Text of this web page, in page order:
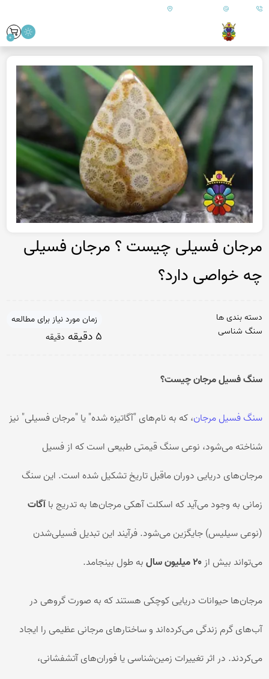
09179890157 ایران - فارس - کازرون
0
مرجان فسیلی چیست ؟ مرجان فسیلی
چه خواصی دارد؟
دسته بندی ها
سنگ شناسی
زمان مورد نیاز برای مطالعه
5 دقیقه دقیقه
سنگ فسیل مرجان چیست؟
سنگ فسیل مرجان، که به نام‌های "آگاتیزه شده" یا "مرجان فسیلی" نیز
شناخته می‌شود، نوعی سنگ قیمتی طبیعی است که از فسیل
مرجان‌های دریایی دوران ماقبل تاریخ تشکیل شده است. این سنگ
زمانی به وجود می‌آید که اسکلت آهکی مرجان‌ها به تدریج باآگات
(نوعی سیلیس) جایگزین می‌شود. فرآیند این تبدیل فسیلی‌شدن
می‌تواند بیش از۲۰ میلیون سال به طول بینجامد.
مرجان‌ها حیوانات دریایی کوچکی هستند که به صورت گروهی در
آب‌های گرم زندگی می‌کرده‌اند و ساختارهای مرجانی عظیمی را ایجاد
می‌کردند. در اثر تغییرات زمین‌شناسی یا فوران‌های آتشفشانی،